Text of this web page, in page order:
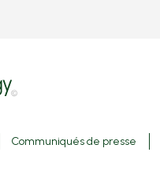
Communiqués de presse